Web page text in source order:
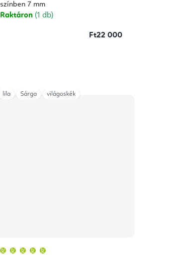
színben 7 mm
csillag.
Raktáron (1 db)
Ft22 000
lila Sárga világoskék